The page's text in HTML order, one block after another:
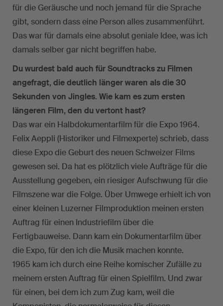
für die Geräusche und noch jemand für die Sprache
gibt, sondern dass eine Person alles zusammenführt.
Das war für damals eine absolut geniale Idee, was ich
damals selber gar nicht begriffen habe.
Du wurdest bald auch für Soundtracks zu Filmen
angefragt, die deutlich länger waren als die 30
Sekunden von Jingles. Wie kam es zum ersten
längeren Film, den du vertont hast?
Das war ein Halbdokumentarfilm für die Expo 1964.
Felix Aeppli (Historiker und Filmexperte) schrieb, dass
diese Expo die Geburt des neuen Schweizer Films
gewesen sei. Da hat es plötzlich viele Aufträge für die
Ausstellung gegeben, ein riesiger Aufschwung für die
Filmszene war die Folge. Über Umwege erhielt ich von
einer kleinen Luzerner Filmproduktion meinen ersten
Auftrag für einen Industriefilm über die
Fertigbauweise. Dann kam ein Dokumentarfilm über
die Expo, für den ich die Musik machen konnte.
1965 kam ich durch eine Reihe komischer Zufälle zu
meinem ersten Auftrag für einen Spielfilm. Und zwar
für einen, bei dem ich zum Zug kam, weil die